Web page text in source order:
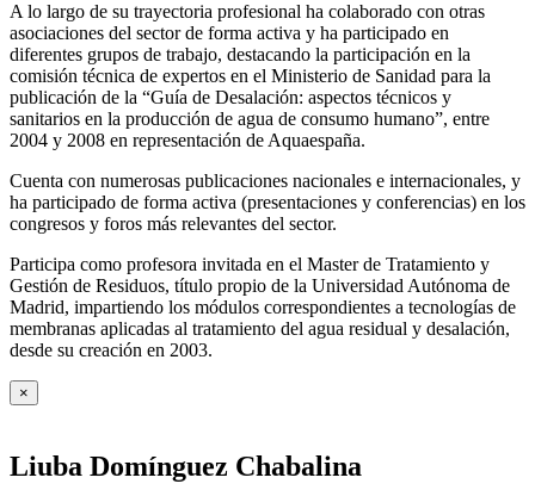
A lo largo de su trayectoria profesional ha colaborado con otras
asociaciones del sector de forma activa y ha participado en
diferentes grupos de trabajo, destacando la participación en la
comisión técnica de expertos en el Ministerio de Sanidad para la
publicación de la “Guía de Desalación: aspectos técnicos y
sanitarios en la producción de agua de consumo humano”, entre
2004 y 2008 en representación de Aquaespaña.
Cuenta con numerosas publicaciones nacionales e internacionales, y
ha participado de forma activa (presentaciones y conferencias) en los
congresos y foros más relevantes del sector.
Participa como profesora invitada en el Master de Tratamiento y
Gestión de Residuos, título propio de la Universidad Autónoma de
Madrid, impartiendo los módulos correspondientes a tecnologías de
membranas aplicadas al tratamiento del agua residual y desalación,
desde su creación en 2003.
×
Liuba Domínguez Chabalina